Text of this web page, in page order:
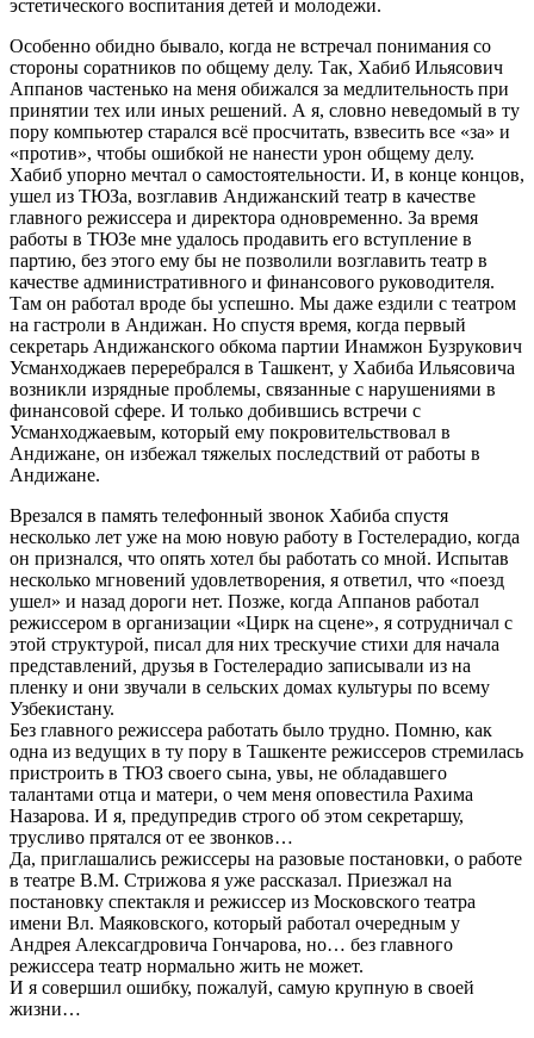
эстетического воспитания детей и молодежи.
Особенно обидно бывало, когда не встречал понимания со
стороны соратников по общему делу. Так, Хабиб Ильясович
Аппанов частенько на меня обижался за медлительность при
принятии тех или иных решений. А я, словно неведомый в ту
пору компьютер старался всё просчитать, взвесить все «за» и
«против», чтобы ошибкой не нанести урон общему делу.
Хабиб упорно мечтал о самостоятельности. И, в конце концов,
ушел из ТЮЗа, возглавив Андижанский театр в качестве
главного режиссера и директора одновременно. За время
работы в ТЮЗе мне удалось продавить его вступление в
партию, без этого ему бы не позволили возглавить театр в
качестве административного и финансового руководителя.
Там он работал вроде бы успешно. Мы даже ездили с театром
на гастроли в Андижан. Но спустя время, когда первый
секретарь Андижанского обкома партии Инамжон Бузрукович
Усманходжаев переребрался в Ташкент, у Хабиба Ильясовича
возникли изрядные проблемы, связанные с нарушениями в
финансовой сфере. И только добившись встречи с
Усманходжаевым, который ему покровительствовал в
Андижане, он избежал тяжелых последствий от работы в
Андижане.
Врезался в память телефонный звонок Хабиба спустя
несколько лет уже на мою новую работу в Гостелерадио, когда
он признался, что опять хотел бы работать со мной. Испытав
несколько мгновений удовлетворения, я ответил, что «поезд
ушел» и назад дороги нет. Позже, когда Аппанов работал
режиссером в организации «Цирк на сцене», я сотрудничал с
этой структурой, писал для них трескучие стихи для начала
представлений, друзья в Гостелерадио записывали из на
пленку и они звучали в сельских домах культуры по всему
Узбекистану.
Без главного режиссера работать было трудно. Помню, как
одна из ведущих в ту пору в Ташкенте режиссеров стремилась
пристроить в ТЮЗ своего сына, увы, не обладавшего
талантами отца и матери, о чем меня оповестила Рахима
Назарова. И я, предупредив строго об этом секретаршу,
трусливо прятался от ее звонков…
Да, приглашались режиссеры на разовые постановки, о работе
в театре В.М. Стрижова я уже рассказал. Приезжал на
постановку спектакля и режиссер из Московского театра
имени Вл. Маяковского, который работал очередным у
Андрея Алексагдровича Гончарова, но… без главного
режиссера театр нормально жить не может.
И я совершил ошибку, пожалуй, самую крупную в своей
жизни…